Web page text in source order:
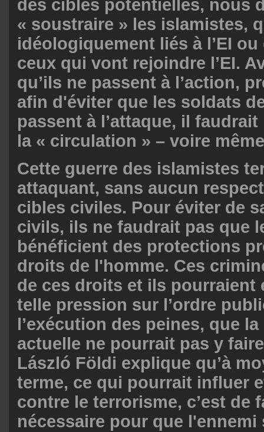
des cibles potentielles, nous
« soustraire » les islamistes,
idéologiquement liés à l’EI
ceux qui vont rejoindre l’EI.
qu’ils ne passent à l’action,
afin d'éviter que les soldats
passent à l’attaque, il
la « circulation » – voire
Cette guerre des islamistes
attaquant, sans aucun
cibles civiles. Pour éviter de
civils, ils ne faudrait pas que
bénéficient des protections
droits de l'homme. Ces
de ces droits et ils pourraient
telle pression sur l’ordre
l’exécution des peines, que
actuelle ne pourrait pas y
László Földi explique qu’à
terme, ce qui pourrait influer
contre le terrorisme, c’est de
nécessaire pour que l'ennemi